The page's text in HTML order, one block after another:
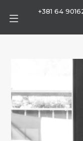
+381 64